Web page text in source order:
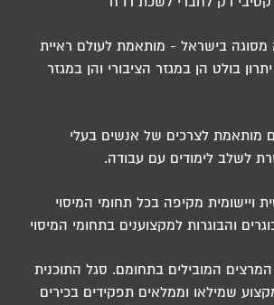
מסוגה בישראל - מותאמת לעולם ראיית
בולט הן במגזר הציבורי והן במגזר
מותאמת לצרכים של אנשים בעלי
לשלב לימודים עם עבודה.
ויישומית מקיפה בכל תחומי המיסוי
והבוגרות למקצוענים בתחומי המיסוי
המובילים בתחומם. סגל התוכנית
שמילאו וממלאים תפקידים בכירים